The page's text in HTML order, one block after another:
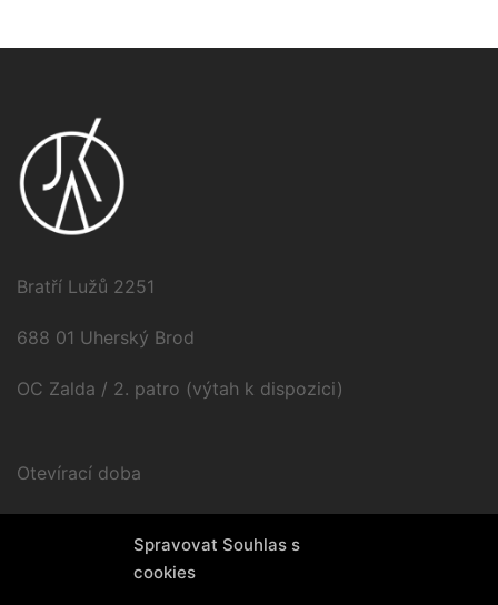
Spravovat Souhlas s
cookies
Bratří Lužů 2251
688 01 Uherský Brod
OC Zalda / 2. patro (výtah k dispozici)
Otevírací doba